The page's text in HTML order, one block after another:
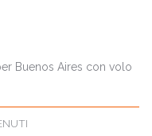
Buenos Aires con volo